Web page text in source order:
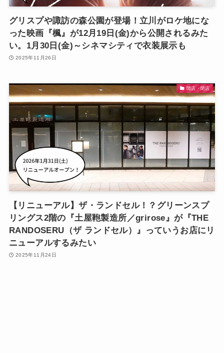
グリスプや諏訪の森公園が登場！立川がロケ地にな
った映画『楓』が12月19日(金)から公開されるみた
い。1月30日(金)～シネマシティで衣装展示も
2025年11月26日
開店・閉店
【リニューアル】ザ・ランドセル！？グリーンスプ
リングス2階の『土屋鞄製造所／grirose』が『THE
RANDOSERU（ザ ランドセル）』っていうお店にリ
ニューアルするみたい
2025年11月24日